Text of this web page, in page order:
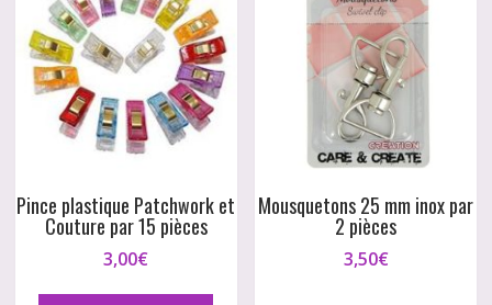
Pince plastique Patchwork et
Couture par 15 pièces
3,00€
Mousquetons 25 mm inox par
2 pièces
3,50€